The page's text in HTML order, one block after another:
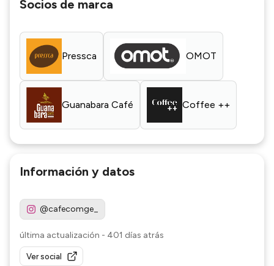
Socios de marca
Pressca OMOT
Guanabara Café Coffee ++
Información y datos
@cafecomge_
última actualización - 401 días atrás
Ver social